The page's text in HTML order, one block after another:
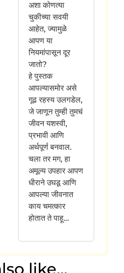
अशा कोणत्या
चुकीच्या सवयी
आहेत, ज्यामुळे
आपण या
नियमांपासून दूर
जातो?
हे पुस्तक
आपल्यासमोर असे
गूढ रहस्य उलगडेल,
जे जाणून तुम्ही तुमचं
जीवन यशस्वी,
प्रभावी आणि
अर्थपूर्ण बनवाल.
चला तर मग, हा
अमूल्य उपहार आपण
धीराने उघडू आणि
आपल्या जीवनात
काय चमत्कार
होतात ते पाहू…
like…